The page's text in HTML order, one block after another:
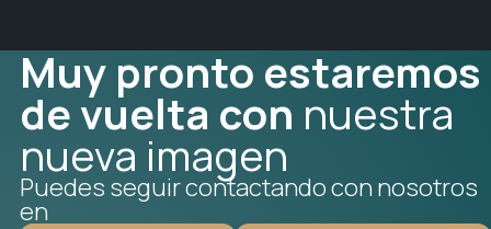
Muy pronto estaremos
de vuelta con nuestra
nueva imagen
Puedes seguir contactando con nosotros
en